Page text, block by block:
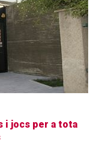
i jocs per a tota